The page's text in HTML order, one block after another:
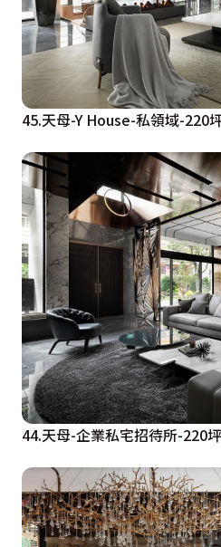
45.天母-Y House-私領域-220
44.天母-企業私宅招待所-220